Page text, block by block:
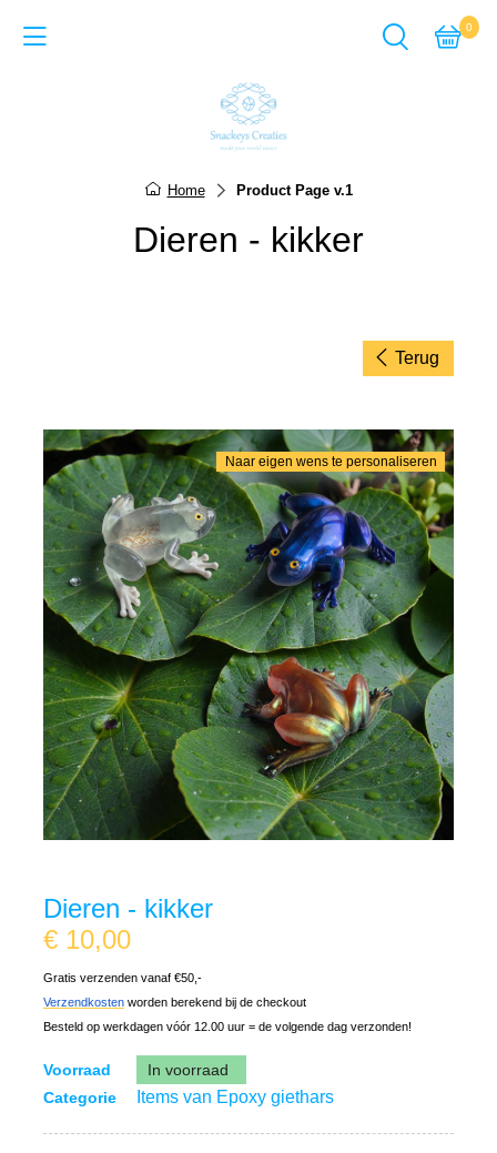
0
Items van Epoxy
Items van Acrylverf
Home Product Page v.1
Dieren - kikker
Terug
Naar eigen wens te personaliseren
Dieren - kikker
€ 10,00
Gratis verzenden vanaf €50,-
Verzendkosten worden berekend bij de checkout
Besteld op werkdagen vóór 12.00 uur = de volgende dag verzonden!
Voorraad
In voorraad
Categorie
Items van Epoxy giethars